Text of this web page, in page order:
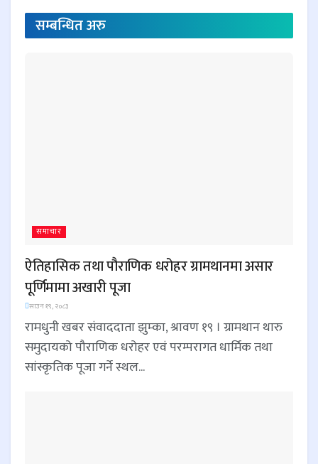
सम्बन्धितअरु
समाचार
ऐतिहासिक तथा पौराणिक धरोहर ग्रामथानमा असार
पूर्णिमामा अखारी पूजा
साउन १९, २०८३
रामधुनी खबर संवाददाता झुम्का, श्रावण १९ । ग्रामथान थारु
समुदायको पौराणिक धरोहर एवं परम्परागत धार्मिक तथा
सांस्कृतिक पूजा गर्ने स्थल...